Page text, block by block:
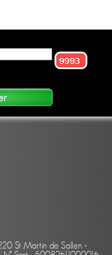
St Martin de Sallen -